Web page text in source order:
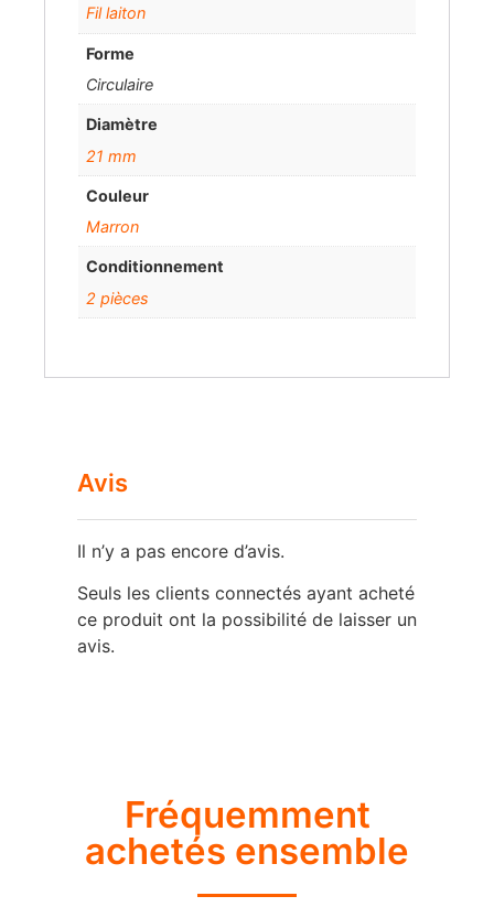
Fil laiton
Forme
Circulaire
Diamètre
21 mm
Couleur
Marron
Conditionnement
2 pièces
Avis
Il n’y a pas encore d’avis.
Seuls les clients connectés ayant acheté
ce produit ont la possibilité de laisser un
avis.
Fréquemment
achetés ensemble